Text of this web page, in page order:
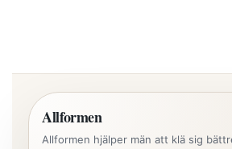
Allformen
Allformen hjälper män att klä sig